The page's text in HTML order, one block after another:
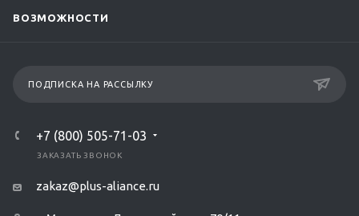
ВОЗМОЖНОСТИ
ПОДПИСКА НА РАССЫЛКУ
+7 (800) 505-71-03
ЗАКАЗАТЬ ЗВОНОК
zakaz@plus-aliance.ru